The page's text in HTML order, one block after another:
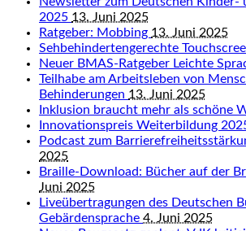
2025 13. Juni 2025
Ratgeber: Mobbing 13. Juni 2025
Sehbehindertengerechte
Neuer BMAS-Ratgeber Leichte
Teilhabe am Arbeitsleben von
Behinderungen 13. Juni 2025
Inklusion braucht mehr als schöne
Innovationspreis Weiterbildung
Podcast zum
2025
Braille-Download: Bücher auf der
Juni 2025
Liveübertragungen des Deutschen
Gebärdensprache 4. Juni 2025